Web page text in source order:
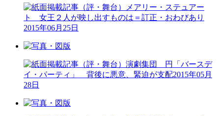
（評・舞台）メアリー・ステュアー
ト 女王２人が映し出すものは＝訂正・おわびあり
2015年06月25日
（評・舞台）演劇集団 円「バースデ
イ・パーティ」 背後に悪意、緊迫が支配2015年05月
28日